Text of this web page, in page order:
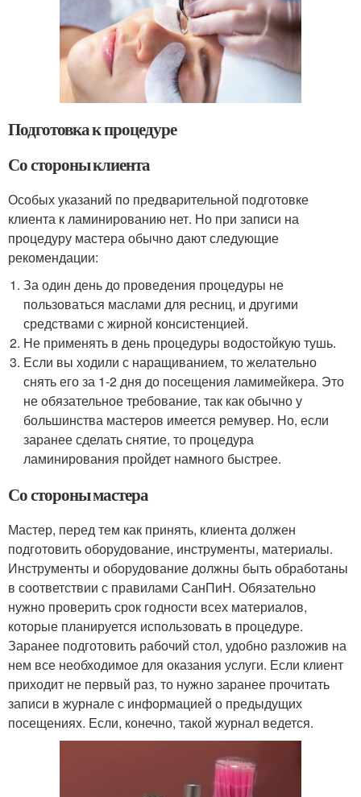
Подготовка к процедуре
Со стороны клиента
Особых указаний по предварительной подготовке
клиента к ламинированию нет. Но при записи на
процедуру мастера обычно дают следующие
рекомендации:
За один день до проведения процедуры не
пользоваться маслами для ресниц, и другими
средствами с жирной консистенцией.
Не применять в день процедуры водостойкую тушь.
Если вы ходили с наращиванием, то желательно
снять его за 1-2 дня до посещения ламимейкера. Это
не обязательное требование, так как обычно у
большинства мастеров имеется ремувер. Но, если
заранее сделать снятие, то процедура
ламинирования пройдет намного быстрее.
Со стороны мастера
Мастер, перед тем как принять, клиента должен
подготовить оборудование, инструменты, материалы.
Инструменты и оборудование должны быть обработаны
в соответствии с правилами СанПиН. Обязательно
нужно проверить срок годности всех материалов,
которые планируется использовать в процедуре.
Заранее подготовить рабочий стол, удобно разложив на
нем все необходимое для оказания услуги. Если клиент
приходит не первый раз, то нужно заранее прочитать
записи в журнале с информацией о предыдущих
посещениях. Если, конечно, такой журнал ведется.